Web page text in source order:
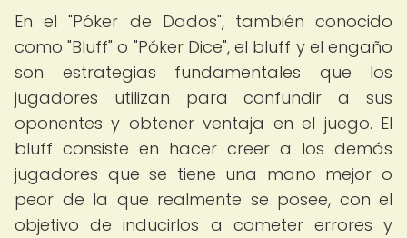
En el "Póker de Dados", también conocido
como "Bluff" o "Póker Dice", el bluff y el engaño
son estrategias fundamentales que los
jugadores utilizan para confundir a sus
oponentes y obtener ventaja en el juego. El
bluff consiste en hacer creer a los demás
jugadores que se tiene una mano mejor o
peor de la que realmente se posee, con el
objetivo de inducirlos a cometer errores y